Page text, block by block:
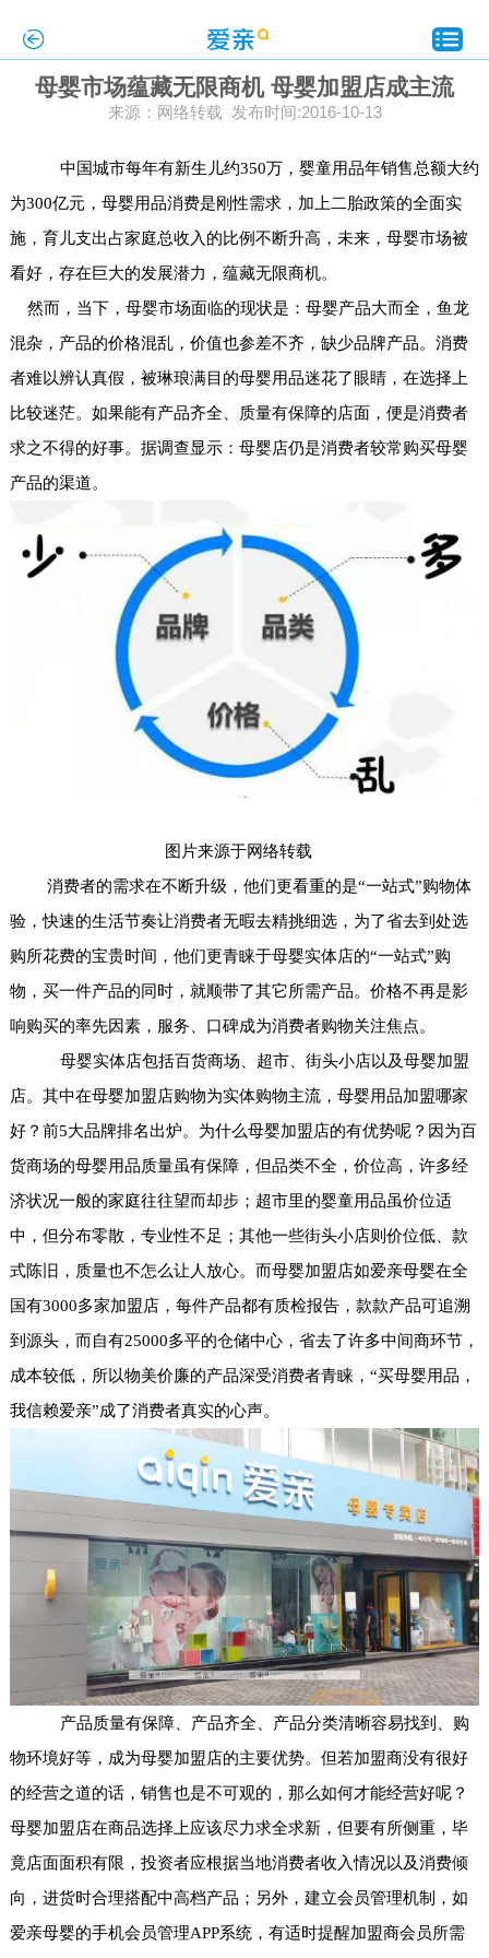
母婴市场蕴藏无限商机 母婴加盟店成主流
来源：网络转载 发布时间:2016-10-13
中国城市每年有新生儿约350万，婴童用品年销售总额大约
为300亿元，母婴用品消费是刚性需求，加上二胎政策的全面实
施，育儿支出占家庭总收入的比例不断升高，未来，母婴市场被
看好，存在巨大的发展潜力，蕴藏无限商机。
然而，当下，母婴市场面临的现状是：母婴产品大而全，鱼龙
混杂，产品的价格混乱，价值也参差不齐，缺少品牌产品。消费
者难以辨认真假，被琳琅满目的母婴用品迷花了眼睛，在选择上
比较迷茫。如果能有产品齐全、质量有保障的店面，便是消费者
求之不得的好事。据调查显示：母婴店仍是消费者较常购买母婴
产品的渠道。
图片来源于网络转载
消费者的需求在不断升级，他们更看重的是“一站式”购物体
验，快速的生活节奏让消费者无暇去精挑细选，为了省去到处选
购所花费的宝贵时间，他们更青睐于母婴实体店的“一站式”购
物，买一件产品的同时，就顺带了其它所需产品。价格不再是影
响购买的率先因素，服务、口碑成为消费者购物关注焦点。
母婴实体店包括百货商场、超市、街头小店以及母婴加盟
店。其中在母婴加盟店购物为实体购物主流， 母婴用品加盟哪家
好？前5大品牌排名出炉。为什么母婴加盟店的有优势呢？因为百
货商场的母婴用品质量虽有保障，但品类不全，价位高，许多经
济状况一般的家庭往往望而却步；超市里的婴童用品虽价位适
中，但分布零散，专业性不足；其他一些街头小店则价位低、款
式陈旧，质量也不怎么让人放心。而母婴加盟店如爱亲母婴在全
国有3000多家加盟店，每件产品都有质检报告，款款产品可追溯
到源头，而自有25000多平的仓储中心，省去了许多中间商环节，
成本较低，所以物美价廉的产品深受消费者青睐，“买母婴用品，
我信赖爱亲”成了消费者真实的心声。
产品质量有保障、产品齐全、产品分类清晰容易找到、购
物环境好等，成为母婴加盟店的主要优势。但若加盟商没有很好
的经营之道的话，销售也是不可观的，那么如何才能经营好呢？
母婴加盟店在商品选择上应该尽力求全求新，但要有所侧重，毕
竟店面面积有限，投资者应根据当地消费者收入情况以及消费倾
向，进货时合理搭配中高档产品；另外，建立会员管理机制，如
爱亲母婴的手机会员管理APP系统，有适时提醒加盟商会员所需